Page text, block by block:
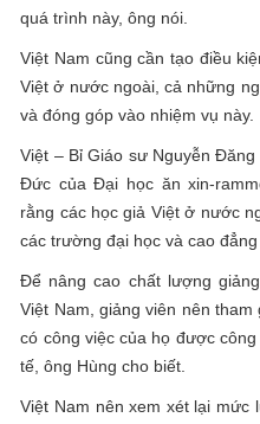
quá trình này, ông nói.
Việt Nam cũng cần tạo điều
Việt ở nước ngoài, cả những
và đóng góp vào nhiệm vụ này.
Việt – Bỉ Giáo sư Nguyễn
Đức của Đại học ăn xin-
rằng các học giả Việt ở nước
các trường đại học và cao đẳng
Để nâng cao chất lượng
Việt Nam, giảng viên nên
có công việc của họ được
tế, ông Hùng cho biết.
Việt Nam nên xem xét lại mức